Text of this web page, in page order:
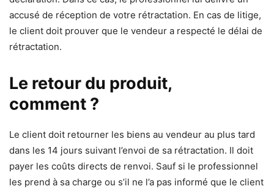
accusé de réception de votre rétractation. En cas de litige,
le client doit prouver que le vendeur a respecté le délai de
rétractation.
Le retour du produit,
comment ?
Le client doit retourner les biens au vendeur au plus tard
dans les 14 jours suivant l’envoi de sa rétractation. Il doit
payer les coûts directs de renvoi. Sauf si le professionnel
les prend à sa charge ou s’il ne l’a pas informé que le client